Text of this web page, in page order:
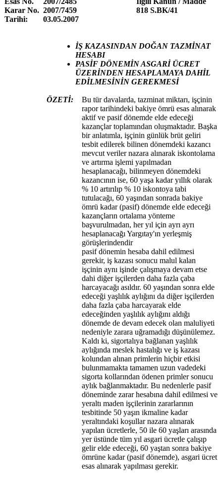
Karar No.
Tarihi:
2007/7459
03.05.2007
818 S.BK/41
İŞ KAZASINDAN DOĞAN TAZMİNAT
HESABI
PASİF DÖNEMİN ASGARİ ÜCRET
ÜZERİNDEN HESAPLAMAYA DAHİL
EDİLMESİNİN GEREKMESİ
ÖZETİ:
Bu tür davalarda, tazminat miktarı, işçinin
rapor tarihindeki bakiye ömrü esas alınarak
aktif ve pasif dönemde elde edeceği
kazançlar toplamından oluşmaktadır. Başka
bir anlatımla, işçinin günlük brüt geliri
tesbit edilerek bilinen dönemdeki kazancı
mevcut veriler nazara alınarak iskontolama
ve artırma işlemi yapılmadan
hesaplanacağı, bilinmeyen dönemdeki
kazancının ise, 60 yaşa kadar yıllık olarak
% 10 artırılıp % 10 iskontoya tabi
tutulacağı, 60 yaşından sonrada bakiye
ömrü kadar (pasif) dönemde elde edeceği
kazançların ortalama yönteme
başvurulmadan, her yıl için ayrı ayrı
hesaplanacağı Yargıtay'ın yerleşmiş
görüşlerindendir
pasif dönemin hesaba dahil edilmesi
gerekir, iş kazası sonucu malul kalan
işçinin aynı işinde çalışmaya devam etse
dahi diğer işçilerden daha fazla çaba
harcayacağı asıldır. 60 yaşından sonra elde
edeceği yaşlılık aylığını da diğer işçilerden
daha fazla çaba harcayarak elde
edeceğinden yaşlılık aylığını aldığı
dönemde de devam edecek olan maluliyeti
nedeniyle zarara uğramadığı düşünülemez.
Kaldı ki, sigortalıya bağlanan yaşlılık
aylığında meslek hastalığı ve iş kazası
kolundan alınan primlerin hiçbir etkisi
bulunmamakta tamamen uzun vadedeki
sigorta kollarından ödenen primler sonucu
aylık bağlanmaktadır. Bu nedenlerle pasif
döneminde zarar hesabına dahil edilmesi ve
yeraltı maden işçilerinin zararlarının
tesbitinde 50 yaşın ikmaline kadar
yeraltındaki koşullar nazara alınarak
yapılan ücretlerle, 50 ile 60 yaşları arasında
yer üstünde tüm yıl asgari ücretle çalışıp
gelir elde edeceği, 60 yaştan sonra bakiye
ömrüne kadar (pasif dönemde), asgari ücret
esas alınarak yapılması gerekir.